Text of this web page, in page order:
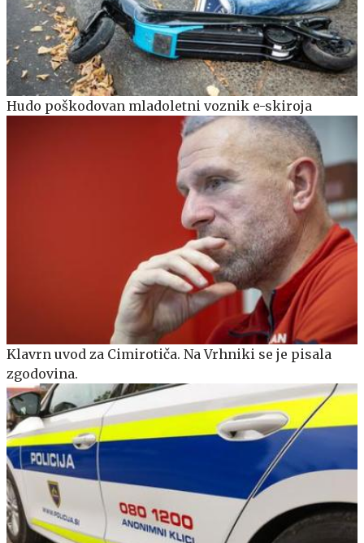
Hudo poškodovan mladoletni voznik e-skiroja
Klavrn uvod za Cimirotiča. Na Vrhniki se je pisala
zgodovina.